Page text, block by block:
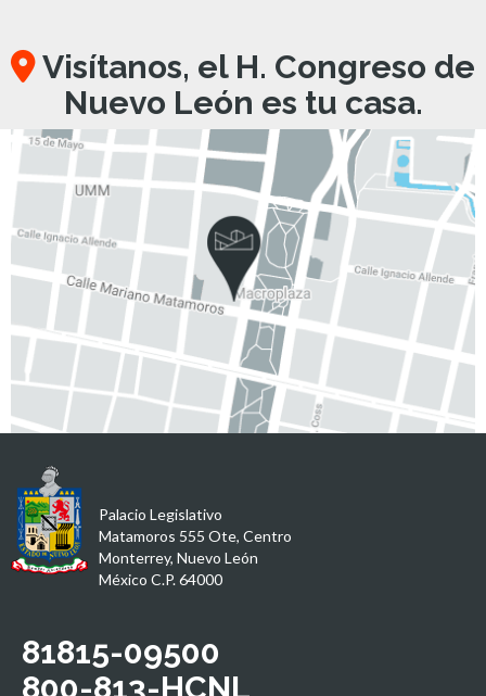
Visítanos, el H. Congreso de
Nuevo León es tu casa.
Palacio Legislativo
Matamoros 555 Ote, Centro
Monterrey, Nuevo León
México C.P. 64000
81815-09500
800-813-HCNL